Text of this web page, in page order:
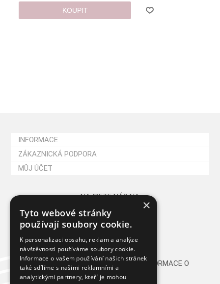
KOUPIT
INFORMACE
ZÁKAZNICKÁ PODPORA
MŮJ ÚČET
NAJDETE NÁS NA
CHCETE PRAVIDELNĚ DOSTÁVAT INFORMACE O
NOVINKÁCH A AKCÍCH?
×
Tyto webové stránky
používají soubory cookie.
K personalizaci obsahu, reklam a analýze
návštěvnosti používáme soubory cookie.
Informace o vašem používání našich stránek
také sdílíme s našimi reklamními a
analytickými partnery, kteří je mohou